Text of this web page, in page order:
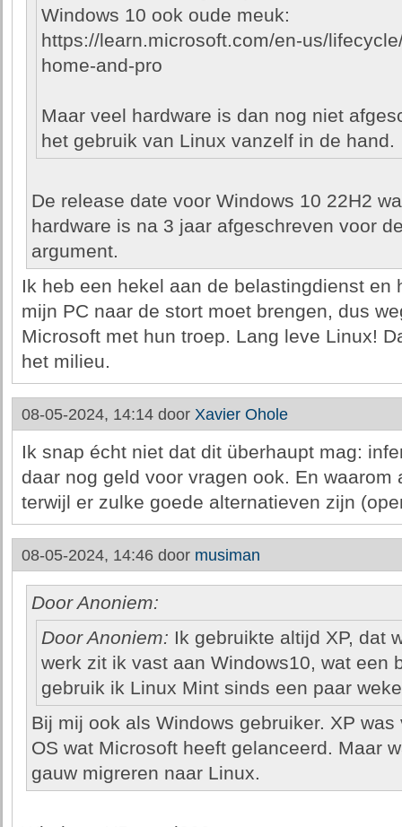
Windows 10 ook oude meuk:
https://learn.microsoft.com/en-us/
home-and-pro
Maar veel hardware is dan nog niet
het gebruik van Linux vanzelf in de hand.
De release date voor Windows 10 22H2
hardware is na 3 jaar afgeschreven voor
argument.
Ik heb een hekel aan de belastingdienst en
mijn PC naar de stort moet brengen, dus
Microsoft met hun troep. Lang leve Linux!
het milieu.
08-05-2024, 14:14 door Xavier Ohole
Ik snap écht niet dat dit überhaupt mag:
daar nog geld voor vragen ook. En
terwijl er zulke goede alternatieven zijn
08-05-2024, 14:46 door musiman
Door Anoniem:
Door Anoniem: Ik gebruikte altijd XP, dat
werk zit ik vast aan Windows10, wat een
gebruik ik Linux Mint sinds een paar
Bij mij ook als Windows gebruiker. XP
OS wat Microsoft heeft gelanceerd. Maar
gauw migreren naar Linux.